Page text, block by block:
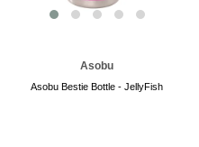
Asobu
Asobu Bestie Bottle - JellyFish